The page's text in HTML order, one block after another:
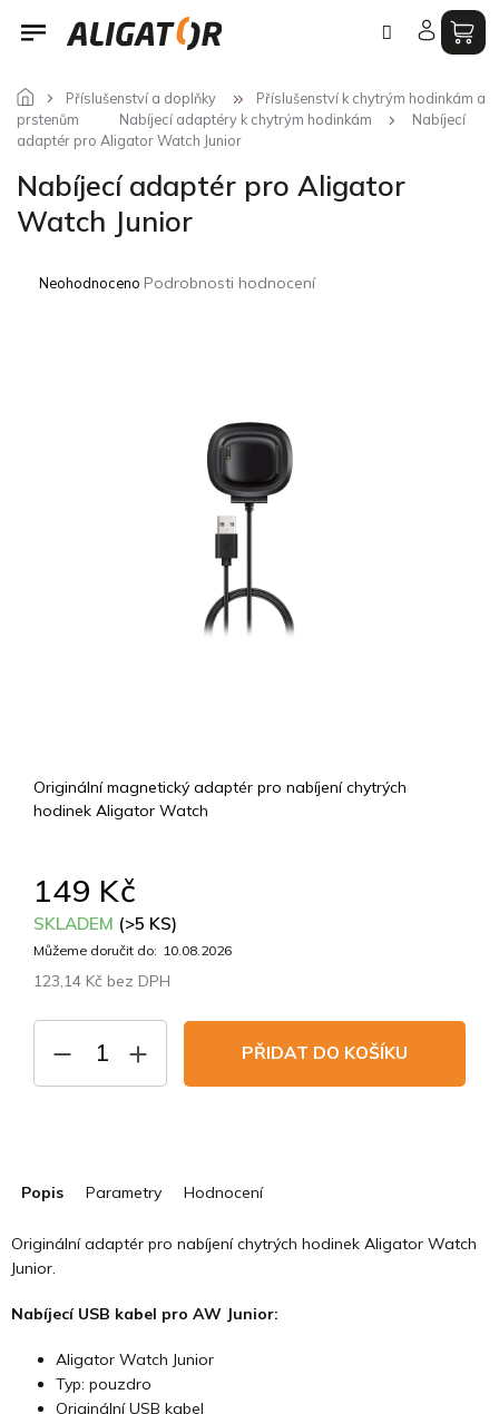
Přejít
Příslušenství a doplňky
Příslušenství k chytrým hodinkám a
prstenům
Nabíjecí adaptéry k chytrým hodinkám
Nabíjecí
adaptér pro Aligator Watch Junior
Nabíjecí adaptér pro Aligator
Watch Junior
Průměrné
Neohodnoceno Podrobnosti hodnocení
149 Kč
SKLADEM (>5 KS)
Můžeme doručit do: 10.08.2026
123,14 Kč bez DPH
PŘIDAT DO KOŠÍKU
Originální magnetický adaptér pro nabíjení chytrých
hodinek Aligator Watch
Popis Parametry Hodnocení
Originální adaptér pro nabíjení chytrých hodinek Aligator Watch
Junior.
Nabíjecí USB kabel pro AW Junior:
Aligator Watch Junior
Typ: pouzdro
Originální USB kabel